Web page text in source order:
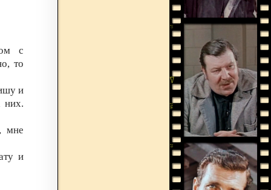
с
то
и
них.
мне
и